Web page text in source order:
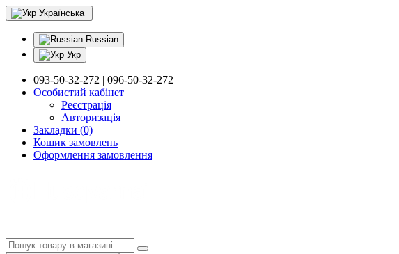
Українська
Russian
Укр
093-50-32-272 | 096-50-32-272
Особистий кабінет
Реєстрація
Авторизація
Закладки (0)
Кошик замовлень
Оформлення замовлення